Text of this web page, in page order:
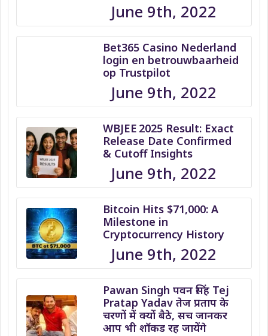
June 9th, 2022
Bet365 Casino Nederland
login en betrouwbaarheid
op Trustpilot
June 9th, 2022
WBJEE 2025 Result: Exact
Release Date Confirmed
& Cutoff Insights
June 9th, 2022
Bitcoin Hits $71,000: A
Milestone in
Cryptocurrency History
June 9th, 2022
Pawan Singh पवन सिंह Tej
Pratap Yadav तेज प्रताप के
चरणों में क्यों बैठे, सच जानकर
आप भी शॉकड रह जायेंगे